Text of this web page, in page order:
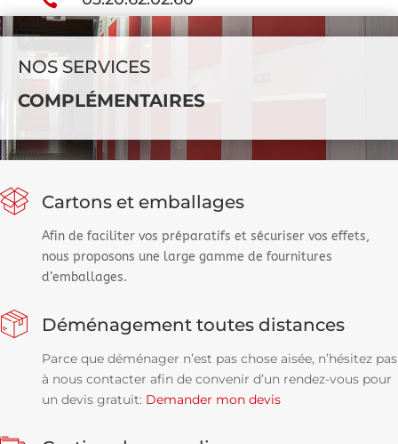
NOS SERVICES
COMPLÉMENTAIRES
Cartons et emballages
Afin de faciliter vos préparatifs et sécuriser vos effets,
nous proposons une large gamme de fournitures
d’emballages.
Déménagement toutes distances
Parce que déménager n’est pas chose aisée, n’hésitez pas
à nous contacter afin de convenir d’un rendez-vous pour
un devis gratuit: Demander mon devis